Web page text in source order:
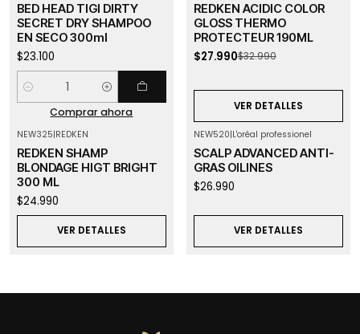
BED HEAD TIGI DIRTY
SECRET DRY SHAMPOO
EN SECO 300ml
$23.100
Cantidad
Comprar ahora
Agotado
REDKEN ACIDIC COLOR
GLOSS THERMO
PROTECTEUR 190ML
$27.990$32.990
VER DETALLES
NEW325|REDKEN
REDKEN SHAMP
BLONDAGE HIGT BRIGHT
300 ML
$24.990
VER DETALLES
NEW520|L'oréal professionel
SCALP ADVANCED ANTI-
GRAS OILINES
$26.990
VER DETALLES